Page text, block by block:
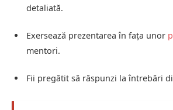
detaliată.
Exersează prezentarea în fața unor
mentori.
Fii pregătit să răspunzi la întrebări